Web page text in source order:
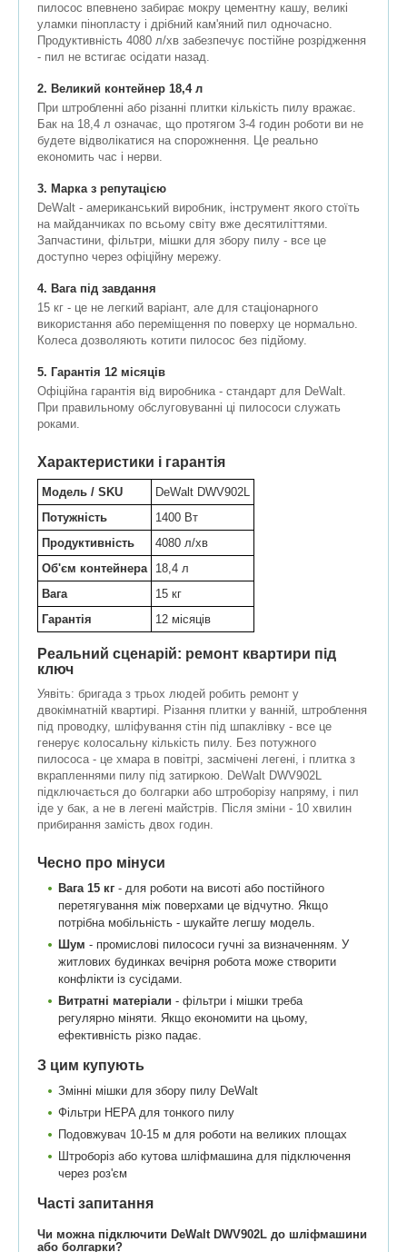
пилосос впевнено забирає мокру цементну кашу, великі
уламки пінопласту і дрібний кам'яний пил одночасно.
Продуктивність 4080 л/хв забезпечує постійне розрідження
- пил не встигає осідати назад.
2. Великий контейнер 18,4 л
При штробленні або різанні плитки кількість пилу вражає.
Бак на 18,4 л означає, що протягом 3-4 годин роботи ви не
будете відволікатися на спорожнення. Це реально
економить час і нерви.
3. Марка з репутацією
DeWalt - американський виробник, інструмент якого стоїть
на майданчиках по всьому світу вже десятиліттями.
Запчастини, фільтри, мішки для збору пилу - все це
доступно через офіційну мережу.
4. Вага під завдання
15 кг - це не легкий варіант, але для стаціонарного
використання або переміщення по поверху це нормально.
Колеса дозволяють котити пилосос без підйому.
5. Гарантія 12 місяців
Офіційна гарантія від виробника - стандарт для DeWalt.
При правильному обслуговуванні ці пилососи служать
роками.
Характеристики і гарантія
Модель / SKU
DeWalt DWV902L
Потужність
1400 Вт
Продуктивність
4080 л/хв
Об'єм контейнера
18,4 л
Вага
15 кг
Гарантія
12 місяців
Реальний сценарій: ремонт квартири під
ключ
Уявіть: бригада з трьох людей робить ремонт у
двокімнатній квартирі. Різання плитки у ванній, штроблення
під проводку, шліфування стін під шпаклівку - все це
генерує колосальну кількість пилу. Без потужного
пилососа - це хмара в повітрі, засмічені легені, і плитка з
вкрапленнями пилу під затиркою. DeWalt DWV902L
підключається до болгарки або штроборізу напряму, і пил
іде у бак, а не в легені майстрів. Після зміни - 10 хвилин
прибирання замість двох годин.
Чесно про мінуси
Вага 15 кг - для роботи на висоті або постійного
перетягування між поверхами це відчутно. Якщо
потрібна мобільність - шукайте легшу модель.
Шум - промислові пилососи гучні за визначенням. У
житлових будинках вечірня робота може створити
конфлікти із сусідами.
Витратні матеріали - фільтри і мішки треба
регулярно міняти. Якщо економити на цьому,
ефективність різко падає.
З цим купують
Змінні мішки для збору пилу DeWalt
Фільтри HEPA для тонкого пилу
Подовжувач 10-15 м для роботи на великих площах
Штроборіз або кутова шліфмашина для підключення
через роз'єм
Часті запитання
Чи можна підключити DeWalt DWV902L до шліфмашини
або болгарки?